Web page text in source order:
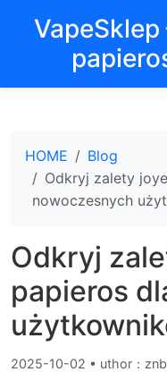
VapeSklep
HOME
Blog
Odkryj zalety
nowoczesnych
Odkryj
papieros
2025-10-02 • uthor：